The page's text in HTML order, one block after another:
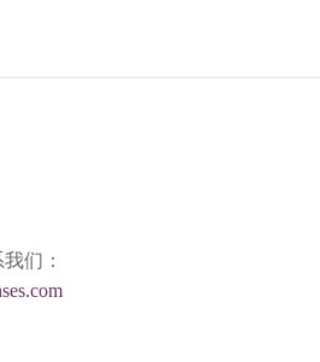
们：